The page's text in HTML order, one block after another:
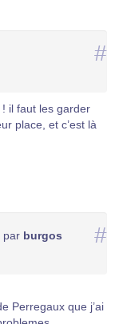
#
il faut les garder
place, et c’est là
#
par burgos
Perregaux que j’ai